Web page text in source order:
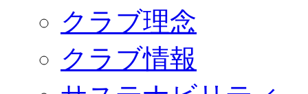
クラブ理念
クラブ情報